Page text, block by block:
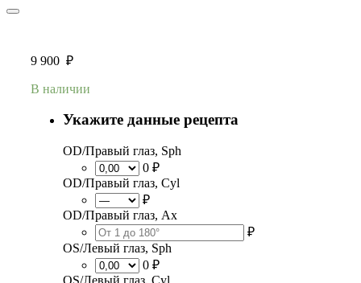
9 900 ₽
В наличии
Укажите данные рецепта
OD/Правый глаз, Sph
0 ₽
OD/Правый глаз, Cyl
₽
OD/Правый глаз, Ax
₽
OS/Левый глаз, Sph
0 ₽
OS/Левый глаз, Cyl